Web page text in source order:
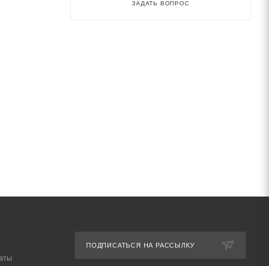
ЗАДАТЬ ВОПРОС
ПОДПИСАТЬСЯ НА РАССЫЛКУ